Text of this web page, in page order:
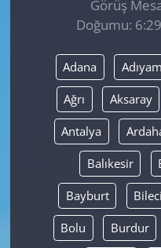
Görüş
Doğumu:
Adana
Ağrı Aksaray
Antalya
Balıkesir
Bayburt
Bolu Burdur